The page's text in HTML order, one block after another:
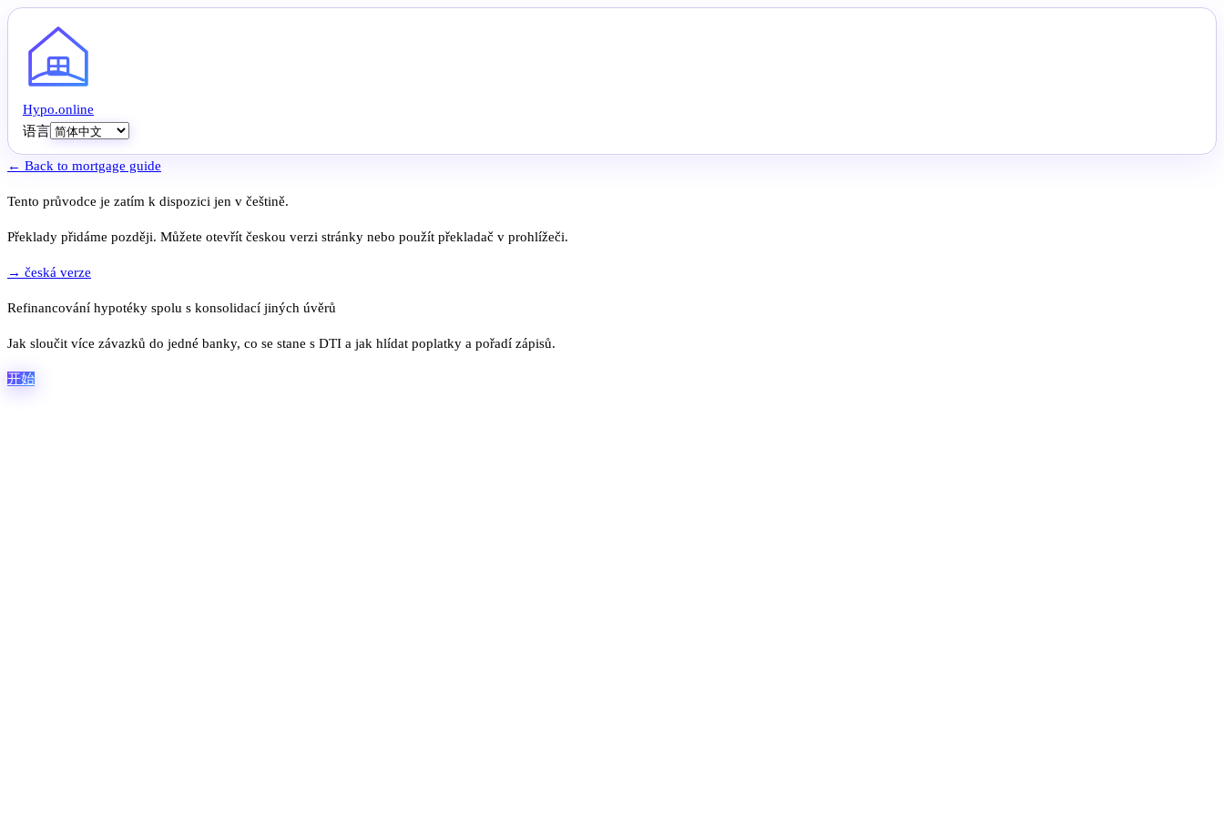
Hypo.online
语言
← Back to mortgage guide
Tento průvodce je zatím k dispozici jen v češtině.
Překlady přidáme později. Můžete otevřít českou verzi stránky nebo použít překladač v prohlížeči.
→ česká verze
Refinancování hypotéky spolu s konsolidací jiných úvěrů
Jak sloučit více závazků do jedné banky, co se stane s DTI a jak hlídat poplatky a pořadí zápisů.
开始